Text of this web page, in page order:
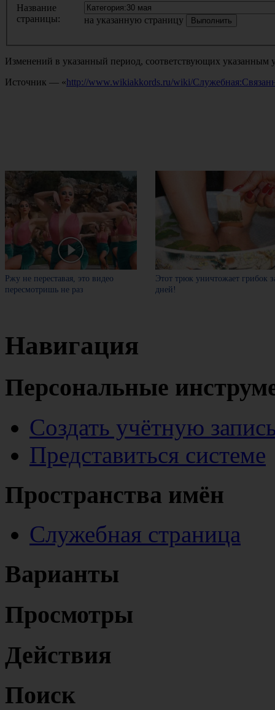
Название
страницы:
на указанную страницу
Изменений в указанный период, соответствующих указанным
Источник — «http://www.wikiakkords.ru/wiki/
Ржу не переставая, это видео
пересмотришь не раз
Этот трюк уничтожает грибок
дней!
Навигация
Персональные
Создать учётную
Представиться системе
Пространства имён
Служебная страница
Варианты
Просмотры
Действия
Поиск